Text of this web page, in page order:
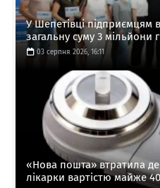
У Шепетівці підприємцям
загальну суму 3 мільйони
03 серпня 2026, 16:11
«Нова пошта» втратила
лікарки вартістю майже